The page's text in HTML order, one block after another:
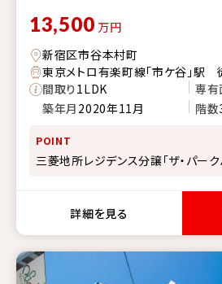
13,500 万円
新宿区市谷本村町
東京メトロ有楽町線「市ケ谷」駅
間取り1LDK 専有
築年月 2020年11月 階数
POINT
三菱地所レジデンス分譲「ザ・パー
詳細を見る